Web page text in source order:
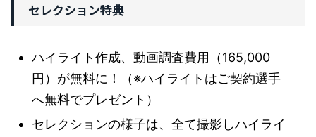
セレクション特典
ハイライト作成、動画調査費用（165,000
円）が無料に！（※ハイライトはご契約選手
へ無料でプレゼント）
セレクションの様子は、全て撮影しハイライ